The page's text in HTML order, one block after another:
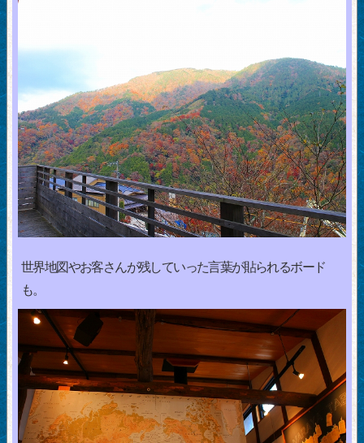
世界地図やお客さんが残していった言葉が貼られるボード
も。